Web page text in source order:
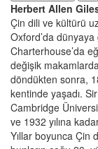
Herbert Allen
Çin dili ve kültürü
Oxford’da dünyaya
Charterhouse’da
değişik
döndükten sonra,
kentinde yaşadı.
Cambridge
ve 1932 yılına
Yıllar boyunca Çin